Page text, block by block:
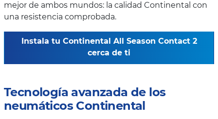
mejor de ambos mundos: la calidad Continental con
una resistencia comprobada.
Instala tu Continental All Season Contact 2
cerca de ti
Tecnología avanzada de los
neumáticos Continental